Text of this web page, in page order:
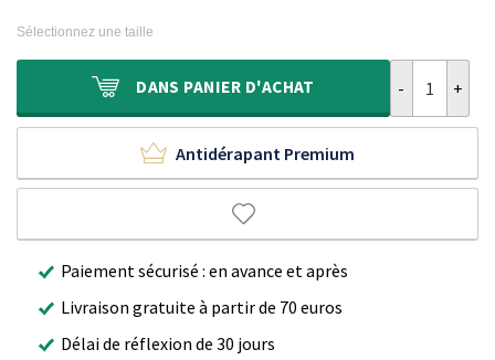
300,00 €.
184,95 €.
Sélectionnez une taille
DANS PANIER D'ACHAT
Antidérapant Premium
Paiement sécurisé : en avance et après
Livraison gratuite à partir de 70 euros
Délai de réflexion de 30 jours